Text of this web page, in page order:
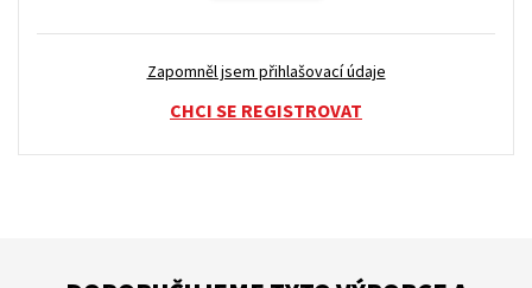
Zapomněl jsem přihlašovací údaje
CHCI SE REGISTROVAT